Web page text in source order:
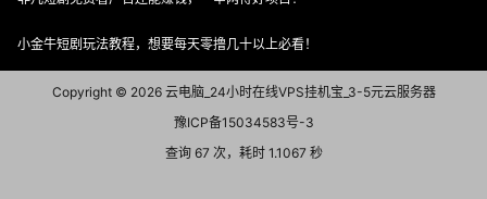
小金牛短剧玩法教程，想要每天零撸几十以上必看！
Copyright © 2026云电脑_24小时在线VPS挂机宝_3-5元云服务器
豫ICP备15034583号-3
查询 67 次，耗时 1.1067 秒